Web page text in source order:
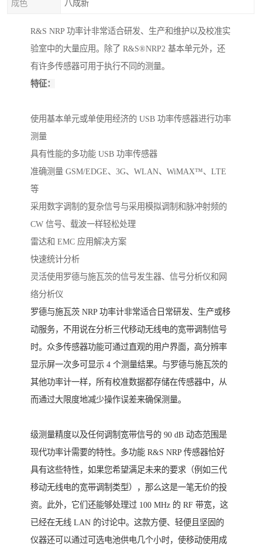
成色 八成新
R&S NRP 功率计非常适合研发、生产和维护以及校准实
验室中的大量应用。除了 R&S®NRP2 基本单元外，还
有许多传感器可用于执行不同的测量。
特征：
使用基本单元或单使用经济的 USB 功率传感器进行功率
测量
具有性能的多功能 USB 功率传感器
准确测量 GSM/EDGE、3G、WLAN、WiMAX™、LTE
等
采用数字调制的复杂信号与采用模拟调制和脉冲射频的
CW 信号、载波一样轻松处理
雷达和 EMC 应用解决方案
快速统计分析
灵活使用罗德与施瓦茨的信号发生器、信号分析仪和网
络分析仪
罗德与施瓦茨 NRP 功率计非常适合日常研发、生产或移
动服务，不用说在分析三代移动无线电的宽带调制信号
时。众多传感器功能可通过直观的用户界面，高分辨率
显示屏一次多可显示 4 个测量结果。与罗德与施瓦茨的
其他功率计一样，所有校准数据都存储在传感器中，从
而通过大限度地减少操作误差来确保测量。
级测量精度以及任何调制宽带信号的 90 dB 动态范围是
现代功率计需要的特性。多功能 R&S NRP 传感器恰好
具有这些特性，如果您希望满足未来的要求（例如三代
移动无线电的宽带调制类型），那么这是一笔无价的投
资。此外，它们还能够处理过 100 MHz 的 RF 带宽，这
已经在无线 LAN 的讨论中。这款方便、轻便且坚固的
仪器还可以通过可选电池供电几个小时，使移动使用成